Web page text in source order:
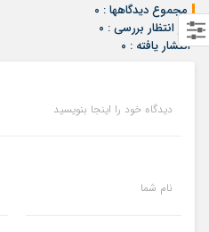
مجموع دیدگاهها : ۰
در انتظار بررسی : ۰
انتشار یافته : ۰
دیدگاه خود را اینجا بنویسید
نام شما